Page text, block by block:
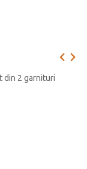
din 2 garnituri